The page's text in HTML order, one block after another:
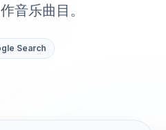
音乐曲目。
Search